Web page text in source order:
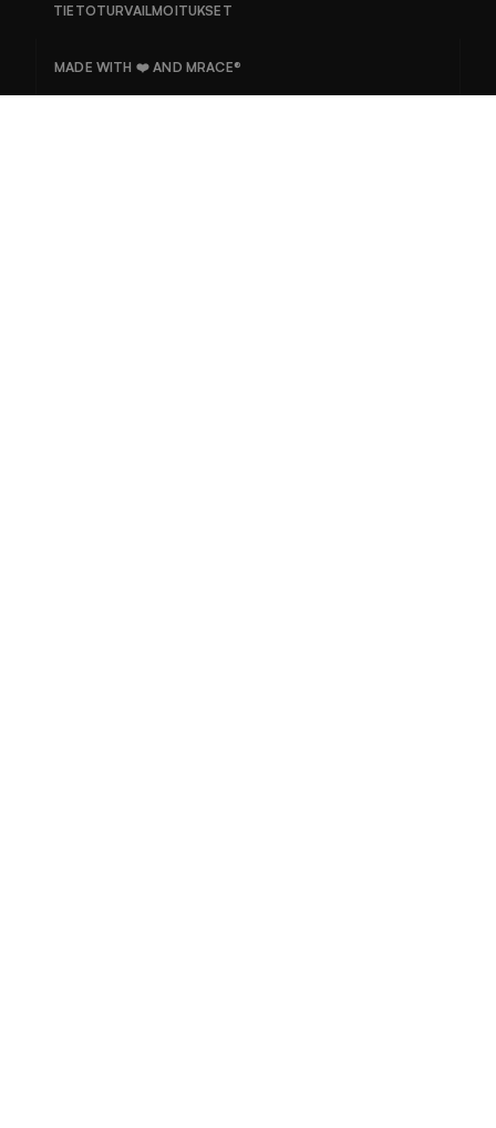
TIETOTURVAILMOITUKSET
MADE WITH ❤️ AND MRACE®